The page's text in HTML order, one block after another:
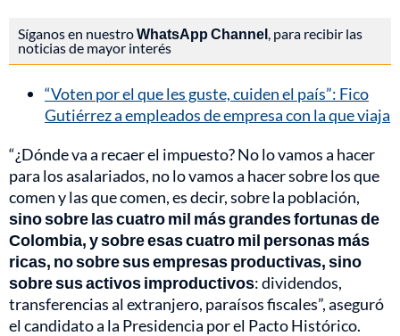
Síganos en nuestroWhatsApp Channel , para recibir las
noticias de mayor interés
“Voten por el que les guste, cuiden el país”: Fico
Gutiérrez a empleados de empresa con la que viaja
“¿Dónde va a recaer el impuesto? No lo vamos a hacer
para los asalariados, no lo vamos a hacer sobre los que
comen y las que comen, es decir, sobre la población,
sino sobre las cuatro mil más grandes fortunas de
Colombia, y sobre esas cuatro mil personas más
ricas, no sobre sus empresas productivas, sino
sobre sus activos improductivos: dividendos,
transferencias al extranjero, paraísos fiscales”, aseguró
el candidato a la Presidencia por el Pacto Histórico.